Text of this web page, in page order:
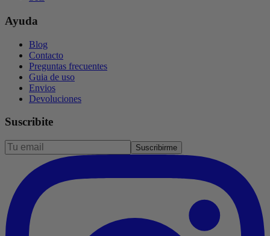
Ayuda
Blog
Contacto
Preguntas frecuentes
Guia de uso
Envios
Devoluciones
Suscribite
Suscribirme